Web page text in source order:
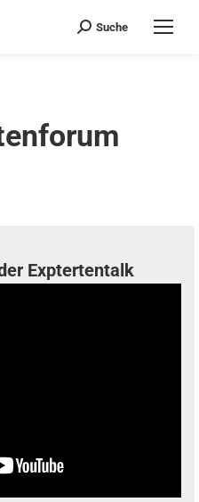
Search:
Suche
Exptertentalk